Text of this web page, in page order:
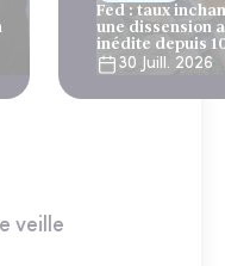
Fed : taux
une dissension
inédite depuis
30 Juill. 2026
veille